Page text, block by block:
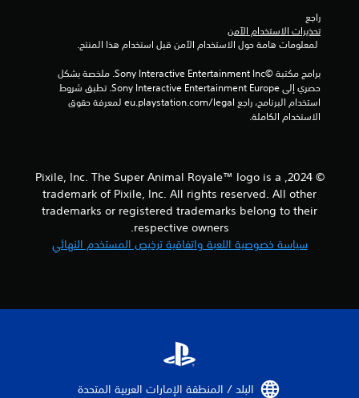
راجع
تحذيرات الاستخدام الآمن
الاستخدام الكاملة.
© 2024, Pixile, Inc. The Super Animal Royale™ logo is a
trademark of Pixile, Inc. All rights reserved. All other
trademarks or registered trademarks belong to their
respective owners.
سياسة خصوصية اللعبة واتفاقية ترخيص المستخدم النهائي
البلد / المنطقة الإمارات العربية المتحدة‏